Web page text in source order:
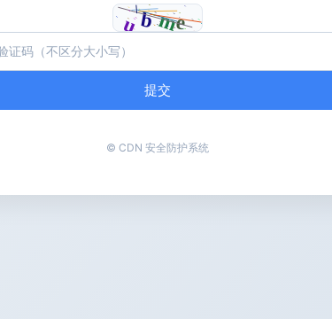
提交
© CDN 安全防护系统